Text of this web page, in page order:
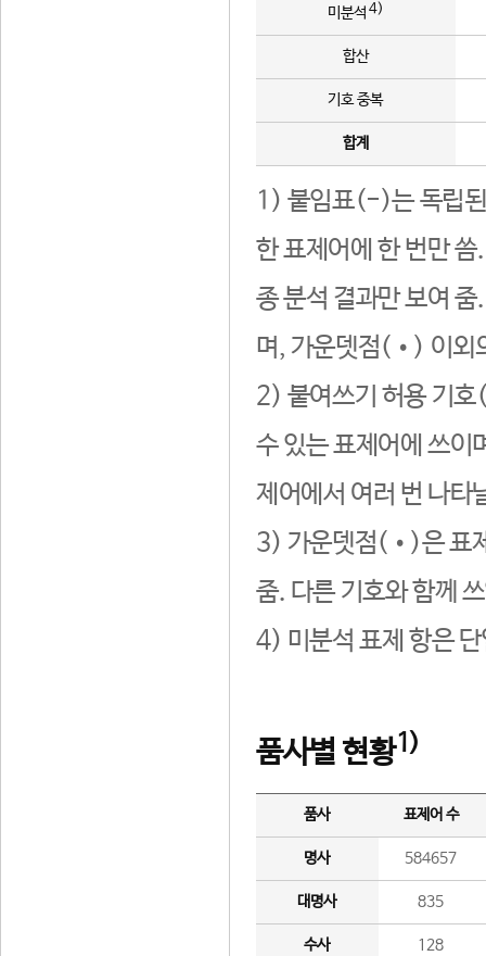
미분석 4)
합산
기호 중복
합계
1) 붙임표(-)는 독립된
한 표제어에 한 번만
종 분석 결과만 보여
며, 가운뎃점(•) 이외
2) 붙여쓰기 허용 기호
수 있는 표제어에 쓰이
제어에서 여러 번 나타
3) 가운뎃점(•)은 표
줌. 다른 기호와 함께
4) 미분석 표제 항은
품사별 현황1)
품사 표제어 수
명사 584657
대명사 835
수사 128